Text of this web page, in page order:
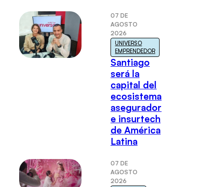
07 DE
AGOSTO
2026
UNIVERSO
EMPRENDEDOR
Santiago
será la
capital del
ecosistema
asegurador
e insurtech
de América
Latina
07 DE
AGOSTO
2026